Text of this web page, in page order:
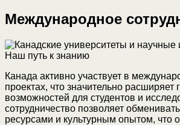
Международное
Канада активно участвует в
проектах, что значительно расширяет
возможностей для студентов и
сотрудничество позволяет
ресурсами и культурным опытом, что